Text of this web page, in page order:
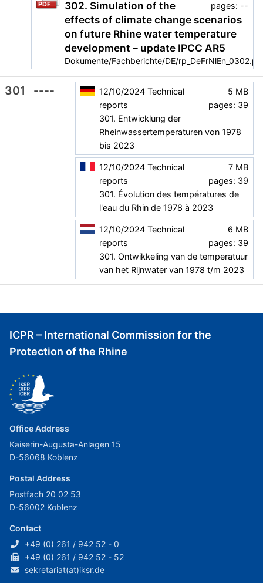
PDF
pages: --
302. Simulation of the
effects of climate change scenarios
on future Rhine water temperature
development – update IPCC AR5
Dokumente/Fachberichte/DE/
301 ----
5 MB
pages: 39
12/10/2024 Technical
reports
301. Entwicklung der
Rheinwassertemperaturen von 1978
bis 2023
7 MB
pages: 39
12/10/2024 Technical
reports
301. Évolution des températures de
l'eau du Rhin de 1978 à 2023
6 MB
pages: 39
12/10/2024 Technical
reports
301. Ontwikkeling van de temperatuur
van het Rijnwater van 1978 t/m 2023
ICPR – International Commission for the
Protection of the Rhine
Office Address
Kaiserin-Augusta-Anlagen 15
D-56068 Koblenz
Postal Address
Postfach 20 02 53
D-56002 Koblenz
Contact
+49 (0) 261 / 942 52 - 0
+49 (0) 261 / 942 52 - 52
sekretariat(at)iksr.de